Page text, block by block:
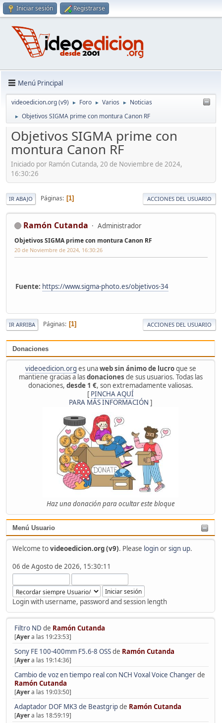
Iniciar sesión Registrarse
Menú Principal
videoedicion.org (v9) ► Foro ► Varios ► Noticias
► Objetivos SIGMA prime con montura Canon RF
Donaciones
videoedicion.org es unaweb sin ánimo de lucroque se
mantiene gracias a lasdonaciones de sus usuarios. Todas las
donaciones, desde 1 €, son extremadamente valiosas.
[ PINCHA AQUÍ
PARA MÁS INFORMACIÓN ]
Haz una donación para ocultar este bloque
Menú Usuario
Welcome tovideoedicion.org (v9). Please loginorsign up.
06 de Agosto de 2026, 15:30:11
Login with username, password and session length
Filtro ND de Ramón Cutanda
[Ayera las 19:23:53]
Sony FE 100-400mm F5.6-8 OSSde Ramón Cutanda
[Ayera las 19:14:36]
Cambio de voz en tiempo real con NCH Voxal Voice Changerde
Ramón Cutanda
[Ayera las 19:03:50]
Adaptador DOF MK3 de Beastgripde Ramón Cutanda
[Ayera las 18:59:19]
Objetivos SIGMA prime con
montura Canon RF
Iniciado por Ramón Cutanda, 20 de Noviembre de 2024,
16:30:26
IR ABAJO Páginas 1 ACCIONES DEL USUARIO
Ramón Cutanda Administrador
Objetivos SIGMA prime con montura Canon RF
20 de Noviembre de 2024, 16:30:26
Fuente: https://www.sigma-photo.es/objetivos-34
IR ARRIBA Páginas 1 ACCIONES DEL USUARIO